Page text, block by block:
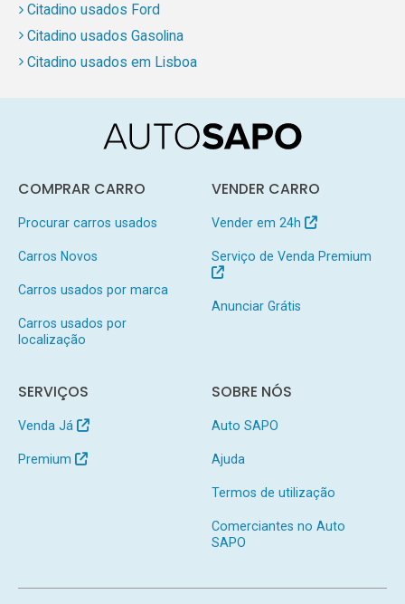
Citadino usados Ford
Citadino usados Gasolina
Citadino usados em Lisboa
COMPRAR CARRO
Procurar carros usados
Carros Novos
Carros usados por marca
Carros usados por
localização
VENDER CARRO
Vender em 24h
Serviço de Venda Premium
Anunciar Grátis
SERVIÇOS
Venda Já
Premium
SOBRE NÓS
Auto SAPO
Ajuda
Termos de utilização
Comerciantes no Auto
SAPO